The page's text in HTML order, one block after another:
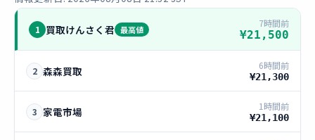
1 買取けんさく君 最高値
7時間前
¥21,500
2 森森買取 6時間前
¥21,300
3 家電市場 1時間前
¥21,100